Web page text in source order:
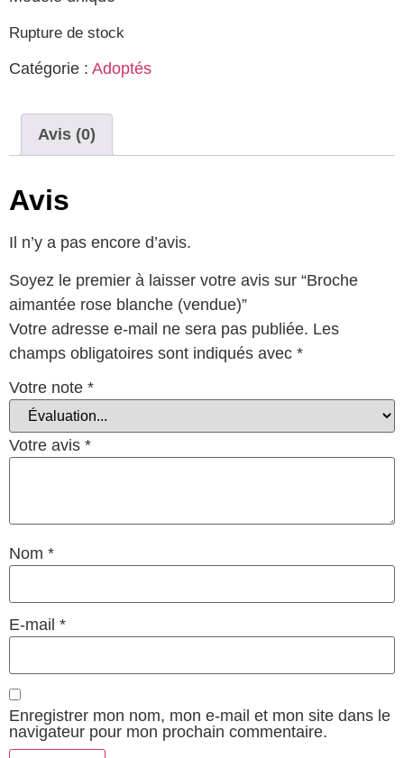
Rupture de stock
Catégorie : Adoptés
Avis (0)
Avis
Il n’y a pas encore d’avis.
Soyez le premier à laisser votre avis sur “Broche
aimantée rose blanche (vendue)”
Votre adresse e-mail ne sera pas publiée. Les
champs obligatoires sont indiqués avec *
Votre note *
Votre avis *
Nom *
E-mail *
Enregistrer mon nom, mon e-mail et mon site dans le
navigateur pour mon prochain commentaire.